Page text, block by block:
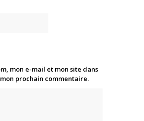
mon e-mail et mon site dans
prochain commentaire.